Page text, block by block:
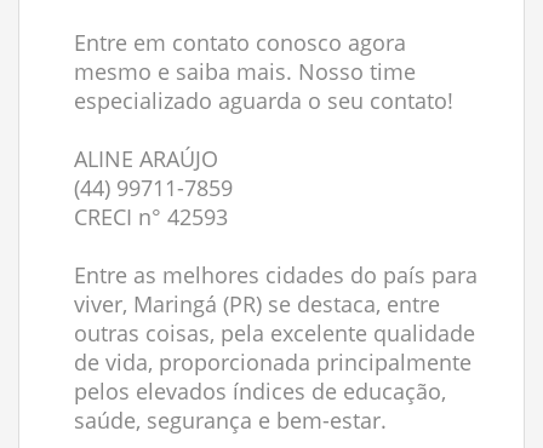
Entre em contato conosco agora
mesmo e saiba mais. Nosso time
especializado aguarda o seu contato!
ALINE ARAÚJO
(44) 99711-7859
CRECI n° 42593
Entre as melhores cidades do país para
viver, Maringá (PR) se destaca, entre
outras coisas, pela excelente qualidade
de vida, proporcionada principalmente
pelos elevados índices de educação,
saúde, segurança e bem-estar.